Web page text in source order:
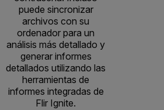
puede sincronizar
archivos con su
ordenador para un
análisis más detallado y
generar informes
detallados utilizando las
herramientas de
informes integradas de
Flir Ignite.